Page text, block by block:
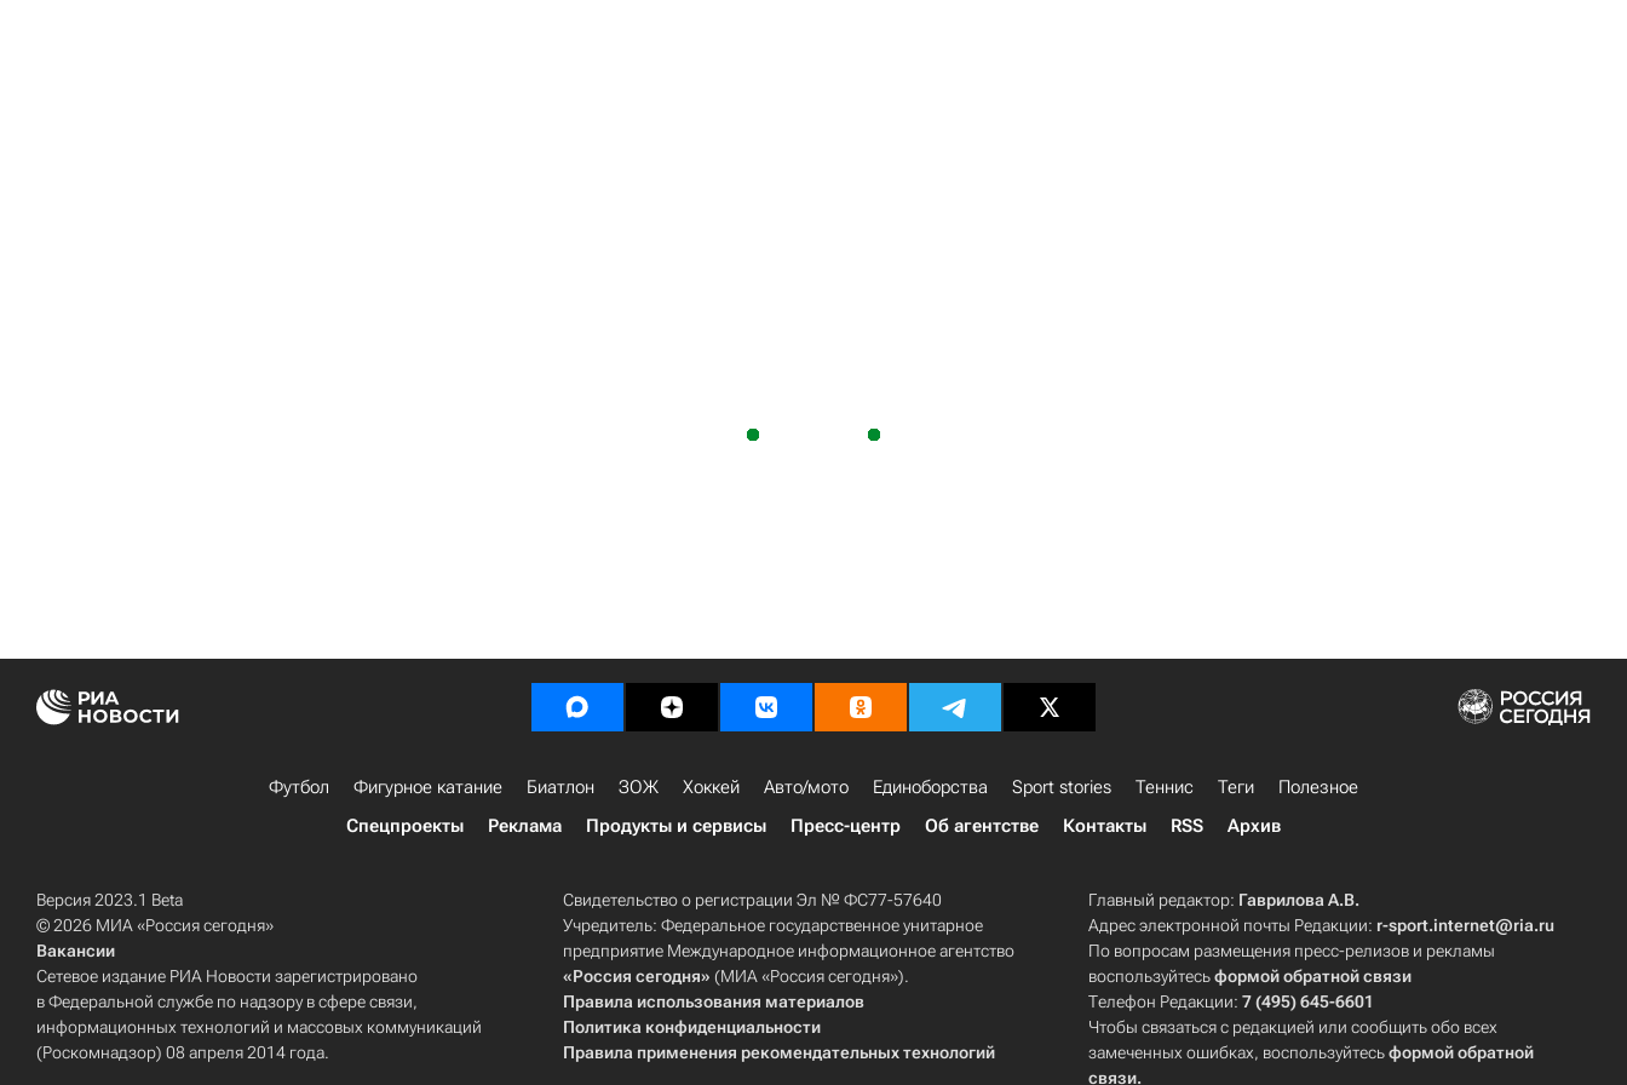
Футбол Фигурное катание Биатлон ЗОЖ Хоккей Авто/мото Единоборства Sport stories Теннис Теги
Полезное
Спецпроекты
Реклама Продукты и сервисы Пресс-центр Об агентстве Контакты RSS Архив
Версия 2023.1 Beta
© 2026 МИА «Россия сегодня»
Вакансии
Сетевое издание РИА Новости зарегистрировано
в Федеральной службе по надзору в сфере связи,
информационных технологий и массовых коммуникаций
(Роскомнадзор) 08 апреля 2014 года.
Свидетельство о регистрации Эл № ФС77-57640
Учредитель: Федеральное государственное унитарное
предприятие Международное информационное агентство
«Россия сегодня» (МИА «Россия сегодня»).
Правила использования материалов
Политика конфиденциальности
Правила применения рекомендательных технологий
Главный редактор: Гаврилова А.В.
Адрес электронной почты Редакции: r-sport.internet@ria.ru
По вопросам размещения пресс-релизов и рекламы
воспользуйтесьформой обратной связи
Телефон Редакции:7 (495) 645-6601
Чтобы связаться с редакцией или сообщить обо всех
замеченных ошибках, воспользуйтесьформой обратной
связи.